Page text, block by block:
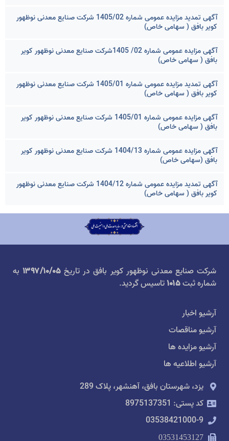
آگهی تمدید مزایده عمومی شماره 1405/02 شرکت صنایع معدنی نوظهور
کویر بافق ( سهامی خاص)
آگهی مزایده عمومی شماره 02/ 1405شرکت صنایع معدنی نوظهور کویر
بافق ( سهامی خاص)
آگهی تمدید مزایده عمومی شماره 1405/01 شرکت صنایع معدنی نوظهور
کویر بافق ( سهامی خاص)
آگهی مزایده عمومی شماره 1405/01 شرکت صنایع معدنی نوظهور کویر
بافق ( سهامی خاص)
آگهی مزایده عمومی شماره 1404/13 شرکت صنایع معدنی نوظهور کویر
بافق (سهامی خاص)
آگهی تمدید مزایده عمومی شماره 1404/12 شرکت صنایع معدنی نوظهور
کویر بافق ( سهامی خاص)
شرکت صنایع معدنی نوظهور کویر بافق در تاریخ ۱۳۹۷/۱۰/۰۵ به
شماره ثبت۱۰۱۵تاسیس گردید.
آرشیو اخبار
آرشیو مناقصات
آرشیو مزایده ها
آرشیو اطلاعیه ها
یزد، شهرستان بافق، آهنشهر، پلاک 289
کد پستی: 8975137351
03538421000-9
03531453127